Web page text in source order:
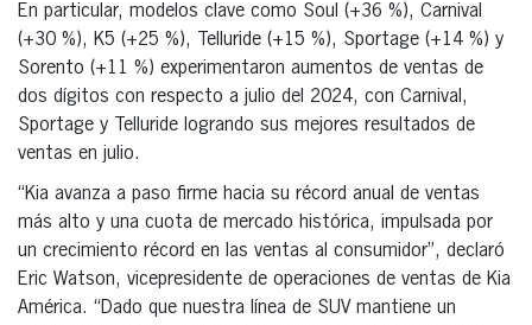
En particular, modelos clave como Soul (+36 %), Carnival
(+30 %), K5 (+25 %), Telluride (+15 %), Sportage (+14 %) y
Sorento (+11 %) experimentaron aumentos de ventas de
dos dígitos con respecto a julio del 2024, con Carnival,
Sportage y Telluride logrando sus mejores resultados de
ventas en julio.
“Kia avanza a paso firme hacia su récord anual de ventas
más alto y una cuota de mercado histórica, impulsada por
un crecimiento récord en las ventas al consumidor”, declaró
Eric Watson, vicepresidente de operaciones de ventas de Kia
América. “Dado que nuestra línea de SUV mantiene un